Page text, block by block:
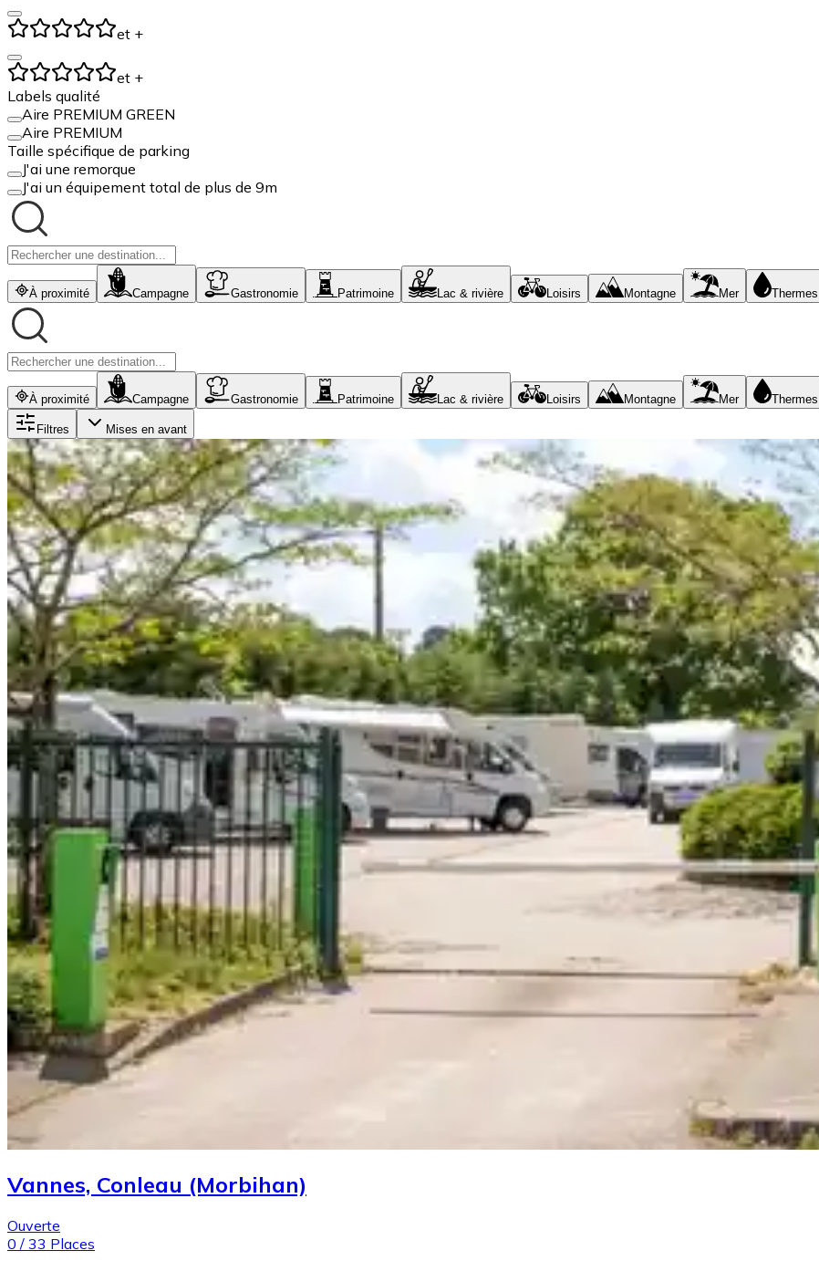
et +
et +
Labels qualité
Aire PREMIUM GREEN
Aire PREMIUM
Taille spécifique de parking
J'ai une remorque
J'ai un équipement total de plus de 9m
À proximité Campagne Gastronomie Patrimoine Lac & rivière Loisirs Montagne Mer Thermes
À proximité Campagne Gastronomie Patrimoine Lac & rivière Loisirs Montagne Mer Thermes
Filtres Mises en avant
Vannes, Conleau (Morbihan)
Ouverte
0 / 33 Places